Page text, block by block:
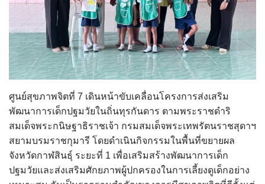
ศูนย์สุขภาพจิตที่ 7 เดินหน้าขับเคลื่อนโครงการส่งเสริม
พัฒนาการเด็กปฐมวัยในถิ่นทุรกันดาร ตามพระราชดำริ
สมเด็จพระกนิษฐาธิราชเจ้า กรมสมเด็จพระเทพรัตนราชสุดาฯ
สยามบรมราชกุมารี โดยดำเนินกิจกรรมในพื้นที่ขยายผล
จังหวัดกาฬสินธุ์ ระยะที่ 1 เพื่อเสริมสร้างพัฒนาการเด็ก
ปฐมวัยและส่งเสริมศักยภาพผู้ปกครองในการเลี้ยงดูเด็กอย่าง